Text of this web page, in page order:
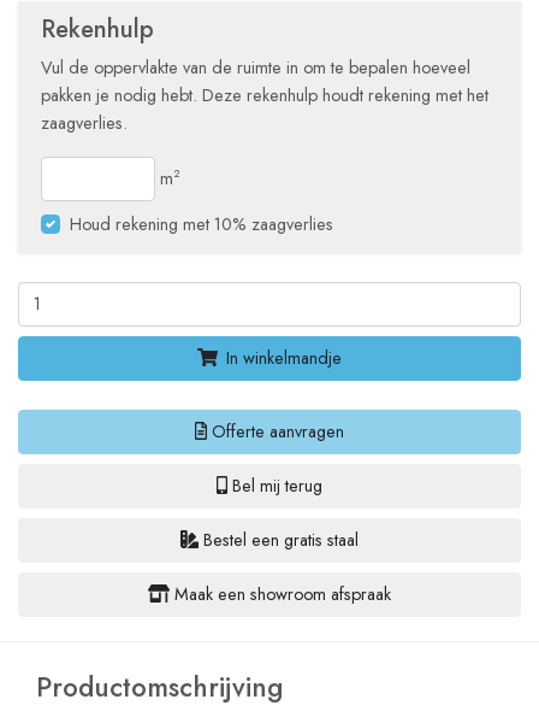
Rekenhulp
Vul de oppervlakte van de ruimte in om te bepalen hoeveel
pakken je nodig hebt. Deze rekenhulp houdt rekening met het
zaagverlies.
m2
Houd rekening met 10% zaagverlies
In winkelmandje
Offerte aanvragen
Bel mij terug
Bestel een gratis staal
Maak een showroom afspraak
Productomschrijving